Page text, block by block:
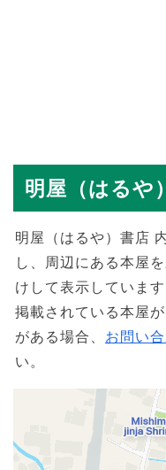
明屋（はるや
明屋（はるや）書店
し、周辺にある本屋
けして表示しています
掲載されている本屋
がある場合、 お問い
い。